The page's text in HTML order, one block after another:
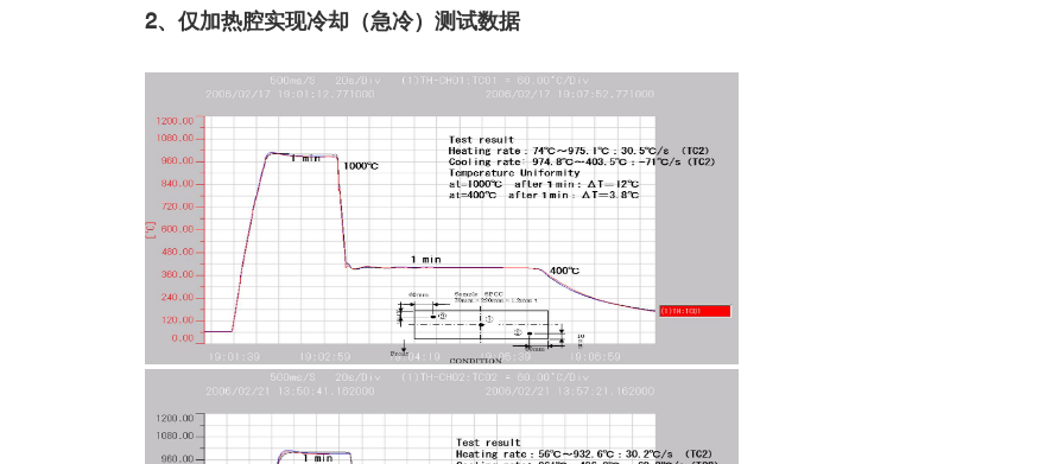
2、仅加热腔实现冷却（急冷）测试数据